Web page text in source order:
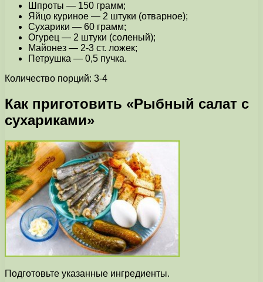
Шпроты — 150 грамм;
Яйцо куриное — 2 штуки (отварное);
Сухарики — 60 грамм;
Огурец — 2 штуки (соленый);
Майонез — 2-3 ст. ложек;
Петрушка — 0,5 пучка.
Количество порций: 3-4
Как приготовить «Рыбный салат с
сухариками»
Подготовьте указанные ингредиенты.